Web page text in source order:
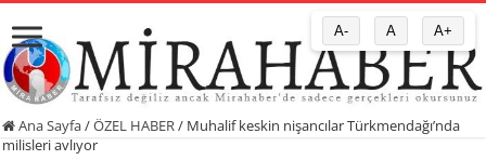
Ana Sayfa/ÖZEL HABER / Muhalif keskin nişancılar Türkmendağı’nda
milisleri avlıyor
A- A A+